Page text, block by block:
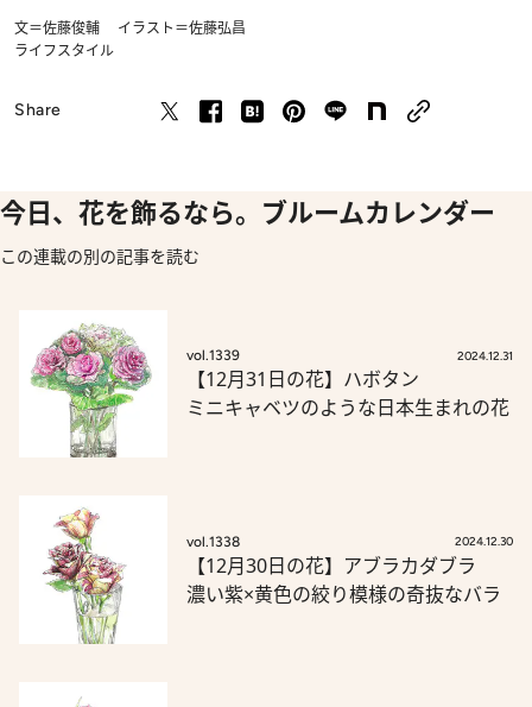
文＝佐藤俊輔 イラスト＝佐藤弘昌
ライフスタイル
Share
今日、花を飾るなら。ブルームカレンダー
この連載の別の記事を読む
vol.1339 2024.12.31
【12月31日の花】ハボタン
ミニキャベツのような日本生まれの花
vol.1338 2024.12.30
【12月30日の花】アブラカダブラ
濃い紫×黄色の絞り模様の奇抜なバラ